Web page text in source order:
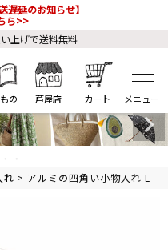
遅延のお知らせ】
ら>>
上げで送料無料
の 芦屋店 カート
れ アルミの四角い小物入れ L